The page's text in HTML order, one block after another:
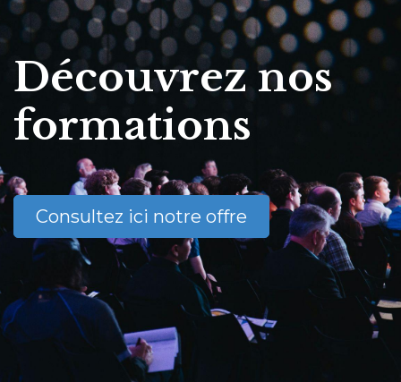
Découvrez nos
formations
Consultez ici notre offre